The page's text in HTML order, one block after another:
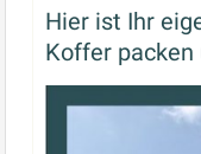
Hier ist Ihr
Koffer packen